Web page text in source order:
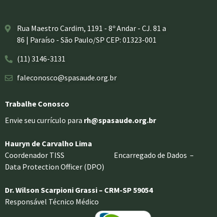
Rua Maestro Cardim, 1191 - 8º Andar - CJ. 81 a
86 | Paraíso - São Paulo/SP CEP: 01323-001
(11) 3146-3131
faleconosco@spasaude.org.br
Trabalhe Conosco
Envie seu currículo para rh@spasaude.org.br
Hauryn de Carvalho Lima
Coordenador TISS Encarregado de Dados –
Data Protection Officer (DPO)
Dr. Wilson Scarpioni Grassi – CRM-SP 59054
Responsável Técnico Médico